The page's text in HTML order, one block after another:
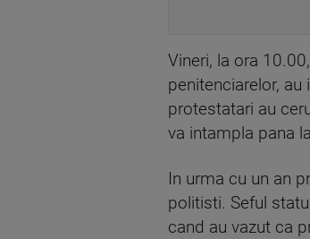
Vineri, la ora
penitenciarelor,
protestatari au
va intampla pana
In urma cu un an
politisti. Seful
cand au vazut ca